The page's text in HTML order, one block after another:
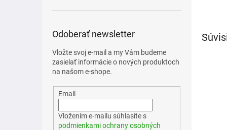
Odoberať newsletter
Vložte svoj e-mail a my Vám budeme
zasielať informácie o nových produktoch
na našom e-shope.
Email
Vložením e-mailu súhlasíte s
podmienkami ochrany osobných